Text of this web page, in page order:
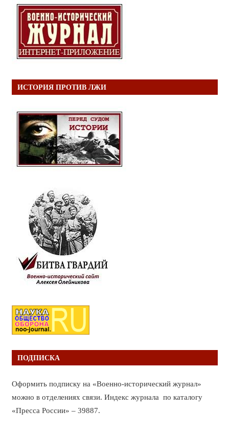
ИСТОРИЯ ПРОТИВ ЛЖИ
ПОДПИСКА
Оформить подписку на «Военно-исторический журнал»
можно в отделениях связи. Индекс журнала по каталогу
«Пресса России» – 39887.